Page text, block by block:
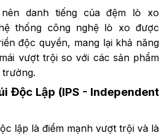
danh tiếng của đệm lò xo
thống công nghệ lò xo được
độc quyền, mang lại khả năng
vượt trội so với các sản phẩm
Độc Lập (IPS - Independent
lập là điểm mạnh vượt trội và là